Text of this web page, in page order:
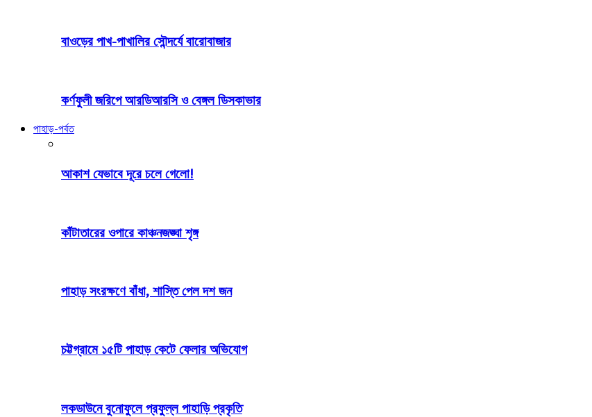
বাওড়ের পাখ-পাখালির সৌন্দর্যে বারোবাজার
কর্ণফুলী জরিপে আরডিআরসি ও বেঙ্গল ডিসকাভার
পাহাড়-পর্বত
আকাশ যেভাবে দূরে চলে গেলো!
কাঁটাতারের ওপারে কাঞ্চনজঙ্ঘা শৃঙ্গ
পাহাড় সংরক্ষণে বাঁধা, শাস্তি পেল দশ জন
চট্টগ্রামে ১৫টি পাহাড় কেটে ফেলার অভিযোগ
লকডাউনে বুনোফুলে প্রফুল্ল পাহাড়ি প্রকৃতি